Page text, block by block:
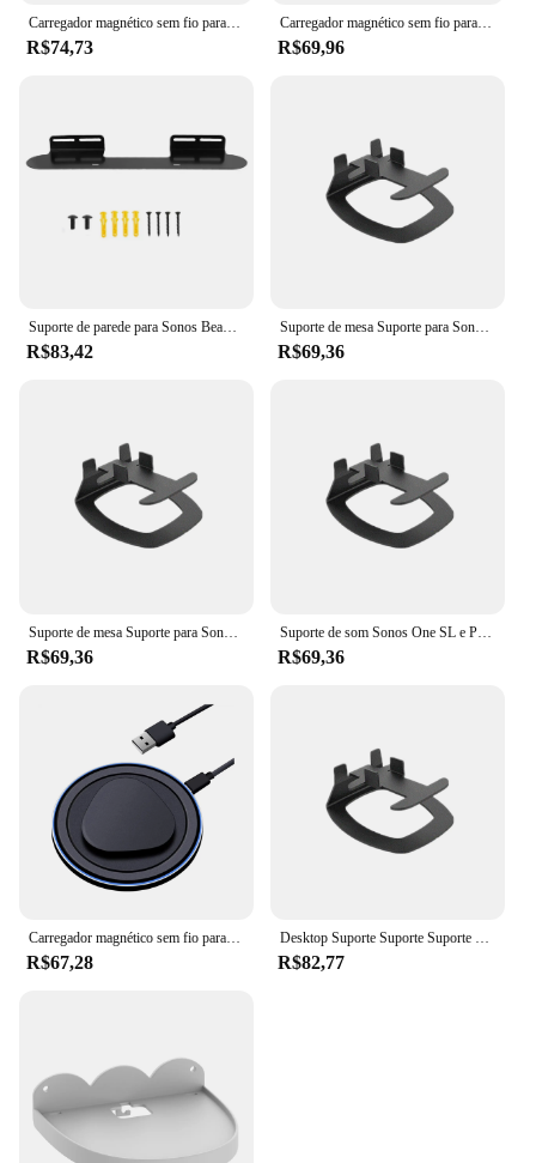
R$74,73
Carregador magnético sem fio para sonos roam speaker, power up, doca de carregamento, base do carregador
R$69,96
Suporte de parede para Sonos Beam, Soundbar Brackets, compatível com Sonos Gen 1 e Gen2 Sound Bar
R$83,42
Suporte de mesa Suporte para Sonos One SL, Play 1 Sound Speaker, Rack de metal resistente, Acessórios de mesa
R$69,36
Suporte de mesa Suporte para Sonos One SL, Play 1 Sound Speaker, Rack de Metal Resistente, Acessórios de mesa
R$69,36
Suporte de som Sonos One SL e Play 1, Suporte Desktop
R$69,36
Carregador magnético sem fio para sonos roam speaker, power up, doca de carregamento, base do carregador
R$67,28
Desktop Suporte Suporte Suporte para Sonos One SL/PLAY 1 Som Speaker Sturdy Metal Rack Speaker Acessórios para Mesa
R$82,77